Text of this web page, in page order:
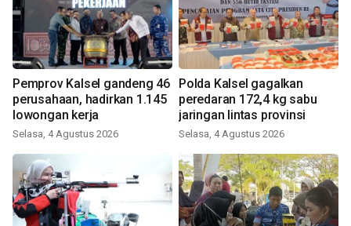
Pemprov Kalsel gandeng 46
perusahaan, hadirkan 1.145
lowongan kerja
Selasa, 4 Agustus 2026
Polda Kalsel gagalkan
peredaran 172,4 kg sabu
jaringan lintas provinsi
Selasa, 4 Agustus 2026